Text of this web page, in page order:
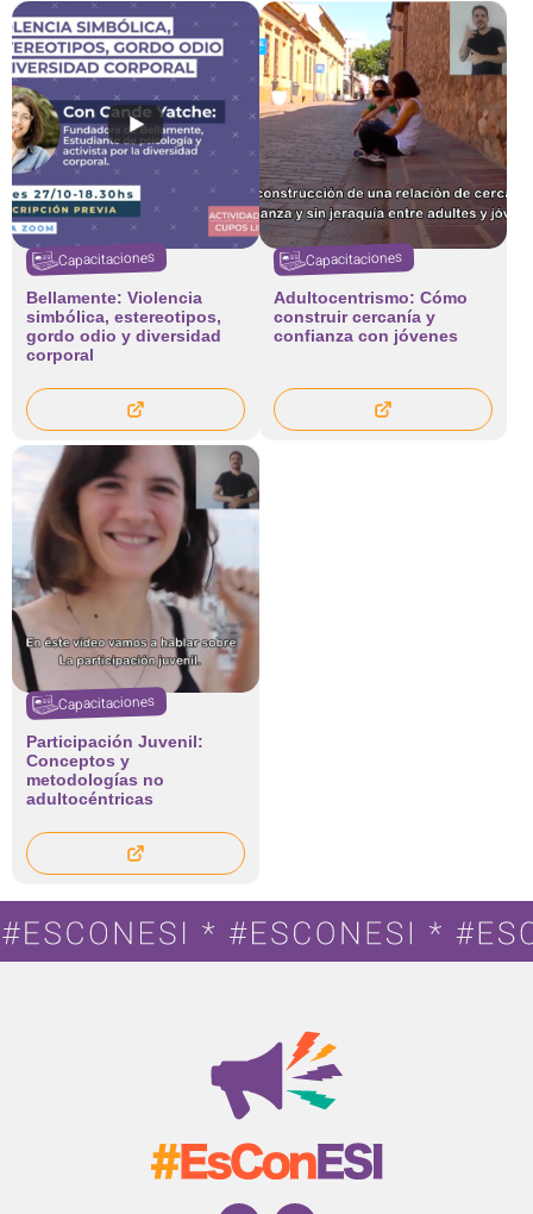
Capacitaciones
Bellamente: Violencia
simbólica, estereotipos,
gordo odio y diversidad
corporal
Capacitaciones
Adultocentrismo: Cómo
construir cercanía y
confianza con jóvenes
Capacitaciones
Participación Juvenil:
Conceptos y
metodologías no
adultocéntricas